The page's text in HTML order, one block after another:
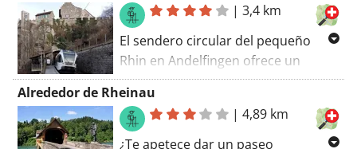
|3,4 km
El sendero circular del pequeño
Rhin en Andelfingen ofrece un
desafío deportivo de 3,4 kilómetros
con 57 metros de desnivel. La
dificultad media atraviesa un paisaje
rural encantador y sigue el curso del
Alrededor de Rheinau
|4,89 km
¿Te apetece dar un paseo